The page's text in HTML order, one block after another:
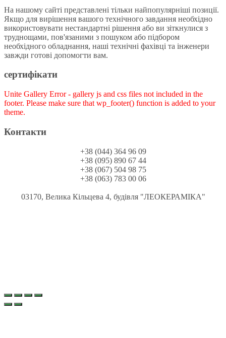
На нашому сайті представлені тільки найпопулярніші позиції.
Якщо для вирішення вашого технічного завдання необхідно
використовувати нестандартні рішення або ви зіткнулися з
труднощами, пов'язаними з пошуком або підбором
необхідного обладнання, наші технічні фахівці та інженери
завжди готові допомогти вам.
сертифікати
Unite Gallery Error - gallery js and css files not included in the
footer. Please make sure that wp_footer() function is added to your
theme.
Контакти
+38 (044) 364 96 09
+38 (095) 890 67 44
+38 (067) 504 98 75
+38 (063) 783 00 06
03170, Велика Кільцева 4, будівля "ЛЕОКЕРАМІКА"